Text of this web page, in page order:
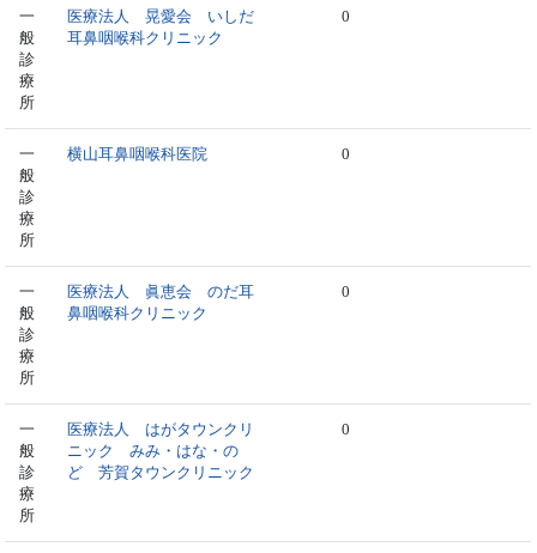
一
般
診
療
所
医療法人 晃愛会 いしだ
耳鼻咽喉科クリニック
0
一
般
診
療
所
横山耳鼻咽喉科医院 0
一
般
診
療
所
医療法人 眞恵会 のだ耳
鼻咽喉科クリニック
0
一
般
診
療
所
医療法人 はがタウンクリ
ニック みみ・はな・の
ど 芳賀タウンクリニック
0